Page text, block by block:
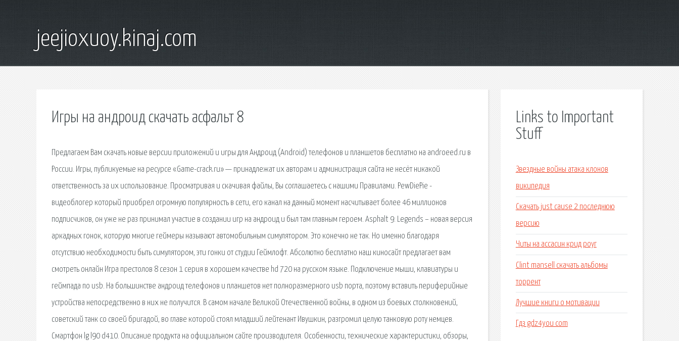
jeejioxuoy.kinaj.com
Игры на андроид скачать асфальт 8
Предлагаем Вам скачать новые версии приложений и игры для Андроид (Android) телефонов и планшетов бесплатно на androeed.ru в
России. Игры, публикуемые на ресурсе «Game-crack.ru» — принадлежат их авторам и администрация сайта не несёт никакой
ответственность за их использование. Просматривая и скачивая файлы, Bы соглашаетесь с нашими Правилами. PewDiePie -
видеоблогер который приобрел огромную популярность в сети, его канал на данный момент насчитывает более 46 миллионов
подписчиков, он уже не раз принимал участие в создании игр на андроид и был там главным героем. Asphalt 9: Legends – новая версия
аркадных гонок, которую многие геймеры называют автомобильным симулятором. Это конечно не так. Но именно благодаря
отсутствию необходимости быть симулятором, эти гонки от студии Геймлофт. Абсолютно бесплатно наш киносайт предлагает вам
смотреть онлайн Игра престолов 8 сезон 1 серия в хорошем качестве hd 720 на русском языке. Подключение мыши, клавиатуры и
геймпада по usb. На большинстве андроид телефонов и планшетов нет полноразмерного usb порта, поэтому вставить периферийные
устройства непосредственно в них не получится. В самом начале Великой Отечественной войны, в одном из боевых столкновений,
советский танк со своей бригадой, во главе которой стоял младший лейтенант Ивушкин, разгромил целую танковую роту немцев.
Смартфон lg l90 d410. Описание продукта на официальном сайте производителя. Особенности, технические характеристики, обзоры,
Links to Important
Stuff
Звездные войны атака клонов
википедия
Скачать just cause 2 последнюю
версию
Читы на ассасин крид роуг
Clint mansell скачать альбомы
торрент
Лучшие книги о мотивации
Гдз gdz4you com